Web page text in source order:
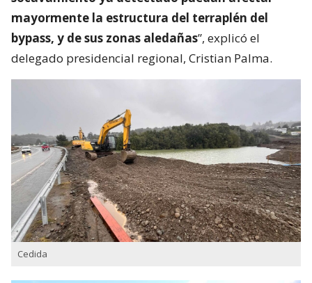
mayormente la estructura del terraplén del
bypass, y de sus zonas aledañas”, explicó el
delegado presidencial regional, Cristian Palma.
Cedida